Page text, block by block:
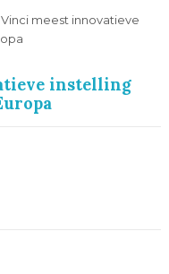
Vinci meest innovatieve
instelling